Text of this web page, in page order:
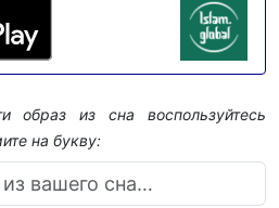
образ из сна воспользуйтесь
на букву: